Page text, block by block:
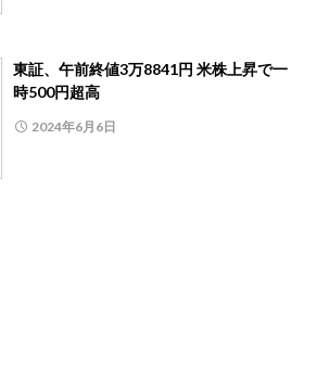
東証、午前終値3万8841円 米株上昇で一
時500円超高
2024年6月6日